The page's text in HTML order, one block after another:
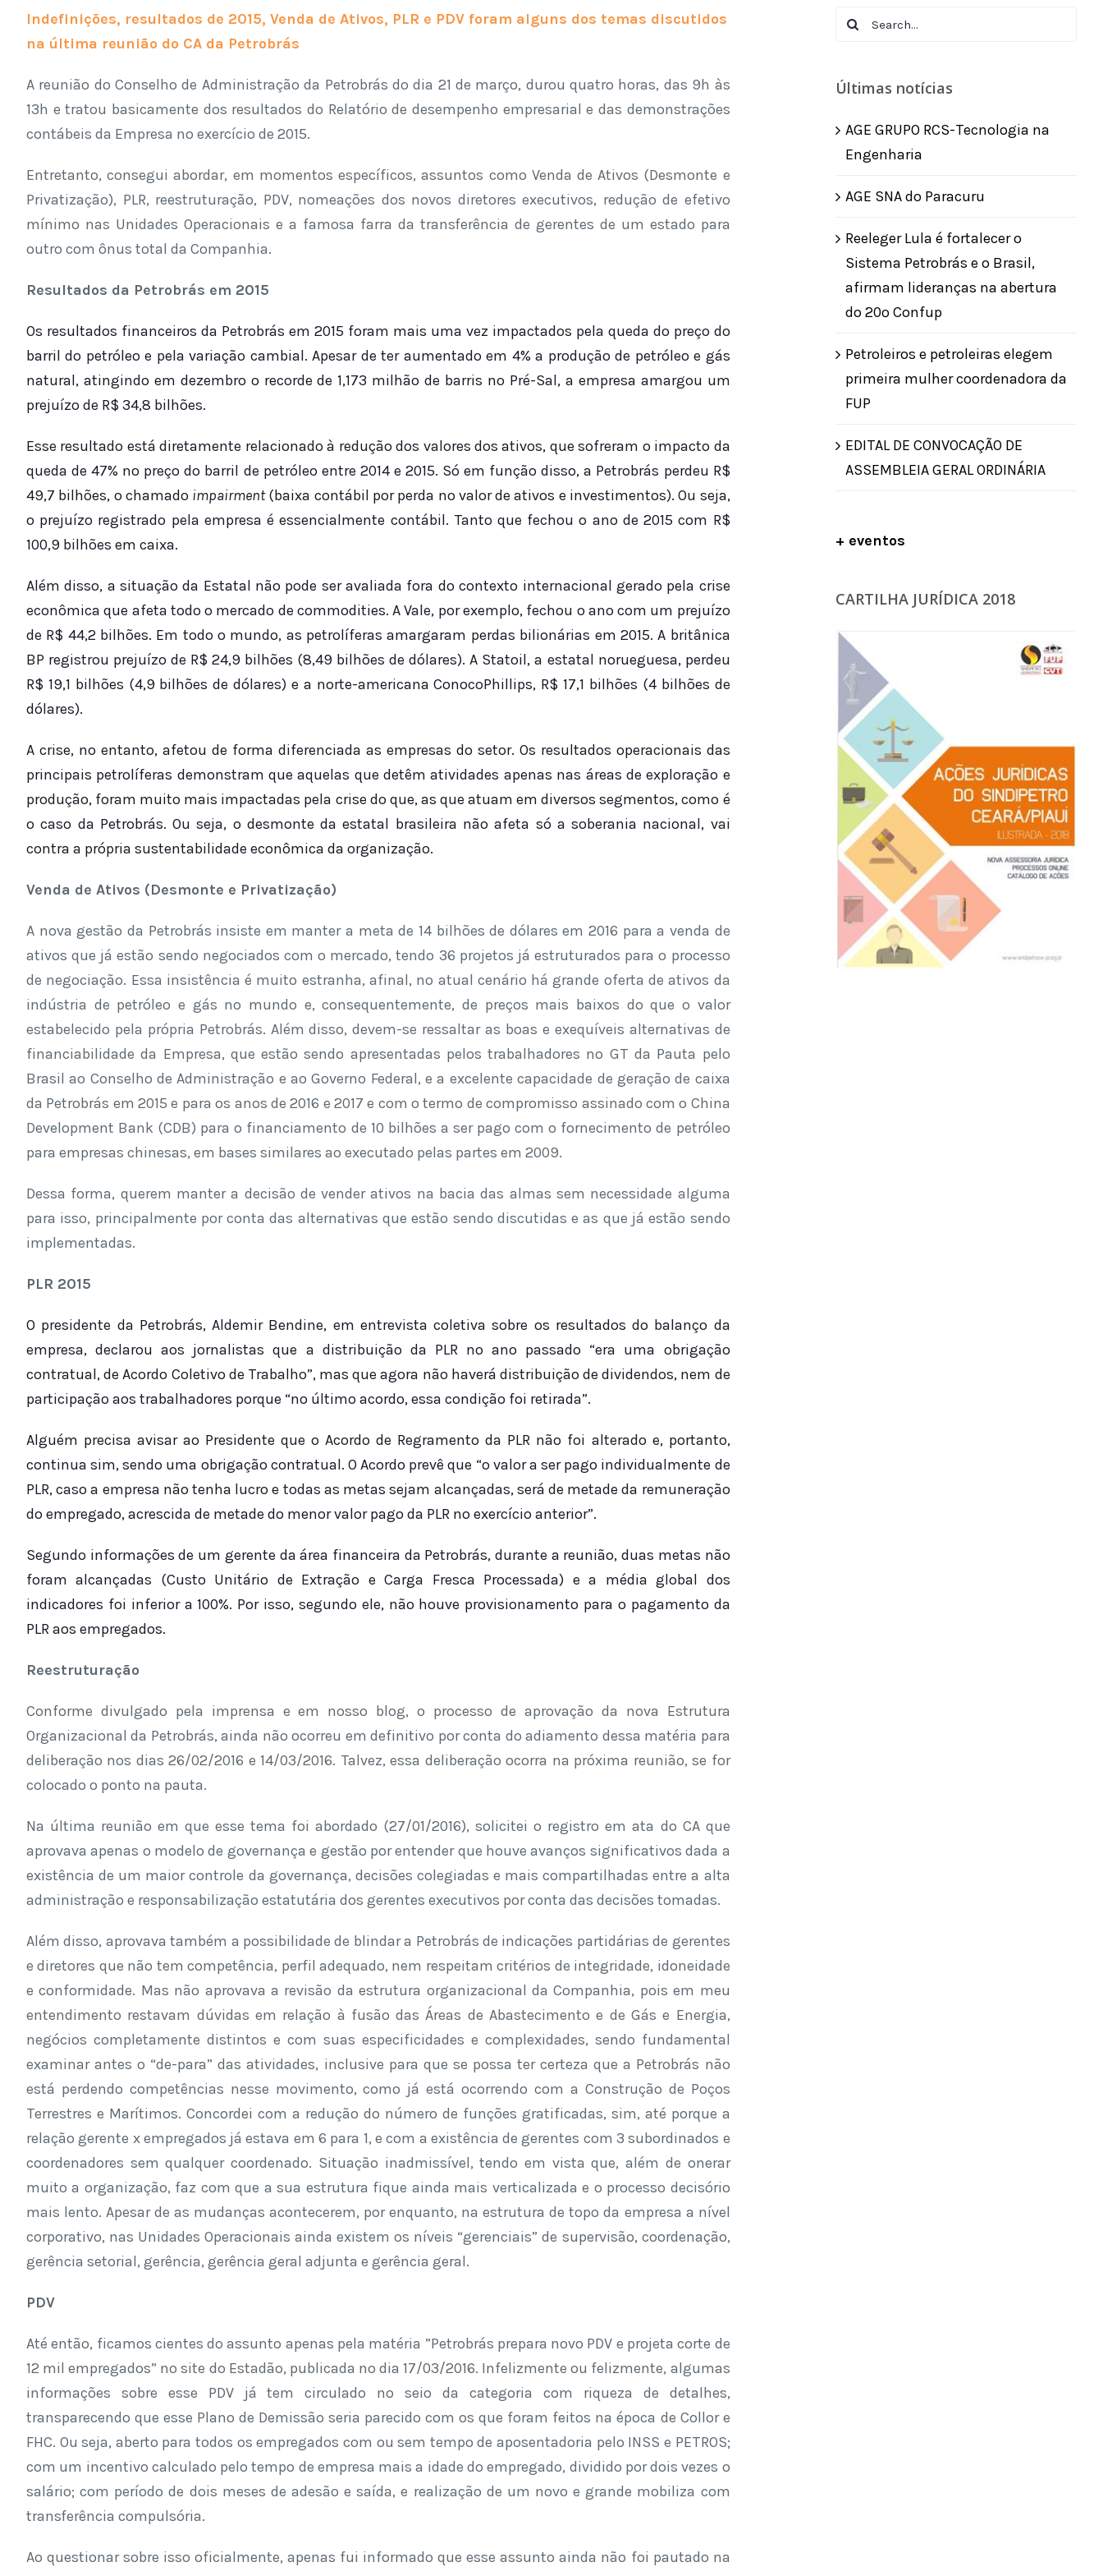
Indefinições, resultados de 2015, Venda de Ativos, PLR e PDV foram alguns dos temas discutidos
na última reunião do CA da Petrobrás
A reunião do Conselho de Administração da Petrobrás do dia 21 de março, durou quatro horas, das 9h às
13h e tratou basicamente dos resultados do Relatório de desempenho empresarial e das demonstrações
contábeis da Empresa no exercício de 2015.
Entretanto, consegui abordar, em momentos específicos, assuntos como Venda de Ativos (Desmonte e
Privatização), PLR, reestruturação, PDV, nomeações dos novos diretores executivos, redução de efetivo
mínimo nas Unidades Operacionais e a famosa farra da transferência de gerentes de um estado para
outro com ônus total da Companhia.
Resultados da Petrobrás em 2015
Os resultados financeiros da Petrobrás em 2015 foram mais uma vez impactados pela queda do preço do
barril do petróleo e pela variação cambial. Apesar de ter aumentado em 4% a produção de petróleo e gás
natural, atingindo em dezembro o recorde de 1,173 milhão de barris no Pré-Sal, a empresa amargou um
prejuízo de R$ 34,8 bilhões.
Esse resultado está diretamente relacionado à redução dos valores dos ativos, que sofreram o impacto da
queda de 47% no preço do barril de petróleo entre 2014 e 2015. Só em função disso, a Petrobrás perdeu R$
49,7 bilhões, o chamado impairment(baixa contábil por perda no valor de ativos e investimentos). Ou seja,
o prejuízo registrado pela empresa é essencialmente contábil. Tanto que fechou o ano de 2015 com R$
100,9 bilhões em caixa.
Além disso, a situação da Estatal não pode ser avaliada fora do contexto internacional gerado pela crise
econômica que afeta todo o mercado de commodities. A Vale, por exemplo, fechou o ano com um prejuízo
de R$ 44,2 bilhões. Em todo o mundo, as petrolíferas amargaram perdas bilionárias em 2015. A britânica
BP registrou prejuízo de R$ 24,9 bilhões (8,49 bilhões de dólares). A Statoil, a estatal norueguesa, perdeu
R$ 19,1 bilhões (4,9 bilhões de dólares) e a norte-americana ConocoPhillips, R$ 17,1 bilhões (4 bilhões de
dólares).
A crise, no entanto, afetou de forma diferenciada as empresas do setor. Os resultados operacionais das
principais petrolíferas demonstram que aquelas que detêm atividades apenas nas áreas de exploração e
produção, foram muito mais impactadas pela crise do que, as que atuam em diversos segmentos, como é
o caso da Petrobrás. Ou seja, o desmonte da estatal brasileira não afeta só a soberania nacional, vai
contra a própria sustentabilidade econômica da organização.
Venda de Ativos (Desmonte e Privatização)
A nova gestão da Petrobrás insiste em manter a meta de 14 bilhões de dólares em 2016 para a venda de
ativos que já estão sendo negociados com o mercado, tendo 36 projetos já estruturados para o processo
de negociação. Essa insistência é muito estranha, afinal, no atual cenário há grande oferta de ativos da
indústria de petróleo e gás no mundo e, consequentemente, de preços mais baixos do que o valor
estabelecido pela própria Petrobrás. Além disso, devem-se ressaltar as boas e exequíveis alternativas de
financiabilidade da Empresa, que estão sendo apresentadas pelos trabalhadores no GT da Pauta pelo
Brasil ao Conselho de Administração e ao Governo Federal, e a excelente capacidade de geração de caixa
da Petrobrás em 2015 e para os anos de 2016 e 2017 e com o termo de compromisso assinado com o China
Development Bank (CDB) para o financiamento de 10 bilhões a ser pago com o fornecimento de petróleo
para empresas chinesas, em bases similares ao executado pelas partes em 2009.
Dessa forma, querem manter a decisão de vender ativos na bacia das almas sem necessidade alguma
para isso, principalmente por conta das alternativas que estão sendo discutidas e as que já estão sendo
implementadas.
PLR 2015
O presidente da Petrobrás, Aldemir Bendine, em entrevista coletiva sobre os resultados do balanço da
empresa, declarou aos jornalistas que a distribuição da PLR no ano passado “era uma obrigação
contratual, de Acordo Coletivo de Trabalho”, mas que agora não haverá distribuição de dividendos, nem de
participação aos trabalhadores porque “no último acordo, essa condição foi retirada”.
Alguém precisa avisar ao Presidente que o Acordo de Regramento da PLR não foi alterado e, portanto,
continua sim, sendo uma obrigação contratual. O Acordo prevê que “o valor a ser pago individualmente de
PLR, caso a empresa não tenha lucro e todas as metas sejam alcançadas, será de metade da remuneração
do empregado, acrescida de metade do menor valor pago da PLR no exercício anterior”.
Segundo informações de um gerente da área financeira da Petrobrás, durante a reunião, duas metas não
foram alcançadas (Custo Unitário de Extração e Carga Fresca Processada) e a média global dos
indicadores foi inferior a 100%. Por isso, segundo ele, não houve provisionamento para o pagamento da
PLR aos empregados.
Reestruturação
Conforme divulgado pela imprensa e em nosso blog, o processo de aprovação da nova Estrutura
Organizacional da Petrobrás, ainda não ocorreu em definitivo por conta do adiamento dessa matéria para
deliberação nos dias 26/02/2016 e 14/03/2016. Talvez, essa deliberação ocorra na próxima reunião, se for
colocado o ponto na pauta.
Na última reunião em que esse tema foi abordado (27/01/2016), solicitei o registro em ata do CA que
aprovava apenas o modelo de governança e gestão por entender que houve avanços significativos dada a
existência de um maior controle da governança, decisões colegiadas e mais compartilhadas entre a alta
administração e responsabilização estatutária dos gerentes executivos por conta das decisões tomadas.
Além disso, aprovava também a possibilidade de blindar a Petrobrás de indicações partidárias de gerentes
e diretores que não tem competência, perfil adequado, nem respeitam critérios de integridade, idoneidade
e conformidade. Mas não aprovava a revisão da estrutura organizacional da Companhia, pois em meu
entendimento restavam dúvidas em relação à fusão das Áreas de Abastecimento e de Gás e Energia,
negócios completamente distintos e com suas especificidades e complexidades, sendo fundamental
examinar antes o “de-para” das atividades, inclusive para que se possa ter certeza que a Petrobrás não
está perdendo competências nesse movimento, como já está ocorrendo com a Construção de Poços
Terrestres e Marítimos. Concordei com a redução do número de funções gratificadas, sim, até porque a
relação gerente x empregados já estava em 6 para 1, e com a existência de gerentes com 3 subordinados e
coordenadores sem qualquer coordenado. Situação inadmissível, tendo em vista que, além de onerar
muito a organização, faz com que a sua estrutura fique ainda mais verticalizada e o processo decisório
mais lento. Apesar de as mudanças acontecerem, por enquanto, na estrutura de topo da empresa a nível
corporativo, nas Unidades Operacionais ainda existem os níveis “gerenciais” de supervisão, coordenação,
gerência setorial, gerência, gerência geral adjunta e gerência geral.
PDV
Até então, ficamos cientes do assunto apenas pela matéria ”Petrobrás prepara novo PDV e projeta corte de
12 mil empregados” no site do Estadão, publicada no dia 17/03/2016. Infelizmente ou felizmente, algumas
informações sobre esse PDV já tem circulado no seio da categoria com riqueza de detalhes,
transparecendo que esse Plano de Demissão seria parecido com os que foram feitos na época de Collor e
FHC. Ou seja, aberto para todos os empregados com ou sem tempo de aposentadoria pelo INSS e PETROS;
com um incentivo calculado pelo tempo de empresa mais a idade do empregado, dividido por dois vezes o
salário; com período de dois meses de adesão e saída, e realização de um novo e grande mobiliza com
transferência compulsória.
Ao questionar sobre isso oficialmente, apenas fui informado que esse assunto ainda não foi pautado na
Search
Últimas notícias
AGE GRUPO RCS-Tecnologia na
Engenharia
AGE SNA do Paracuru
Reeleger Lula é fortalecer o
Sistema Petrobrás e o Brasil,
afirmam lideranças na abertura
do 20º Confup
Petroleiros e petroleiras elegem
primeira mulher coordenadora da
FUP
EDITAL DE CONVOCAÇÃO DE
ASSEMBLEIA GERAL ORDINÁRIA
+ eventos
CARTILHA JURÍDICA 2018